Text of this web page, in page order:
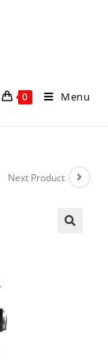
0 Menu
Next Product